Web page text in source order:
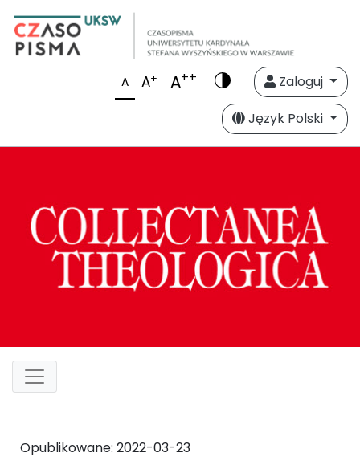
A A+ A++
Zaloguj
Język Polski
Opublikowane: 2022-03-23